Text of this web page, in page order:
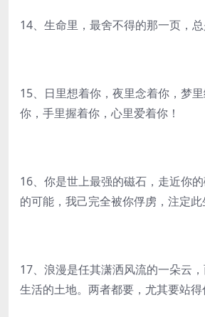
14、生命里，最舍不得的那一页，总
15、日里想着你，夜里念着你，梦
你，手里握着你，心里爱着你！
16、你是世上最强的磁石，走近你
的可能，我己完全被你俘虏，注定此
17、浪漫是任其潇洒风流的一朵云
生活的土地。两者都要，尤其要站得